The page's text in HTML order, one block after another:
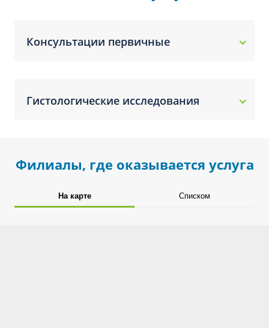
Консультации первичные
Гистологические исследования
Филиалы, где оказывается услуга
На карте Списком